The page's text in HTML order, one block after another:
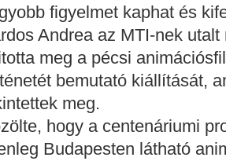
figyelmet kaphat és
Andrea az MTI-nek
meg a pécsi
bemutató kiállítását,
meg.
hogy a centenáriumi
Budapesten látható